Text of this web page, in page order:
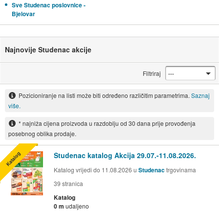
Sve Studenac poslovnice -
Bjelovar
Najnovije Studenac akcije
Filtriraj
Pozicioniranje na listi može biti određeno različitim parametrima. Saznaj
više.
* najniža cijena proizvoda u razdoblju od 30 dana prije provođenja
posebnog oblika prodaje.
Studenac katalog Akcija 29.07.-11.08.2026.
Katalog vrijedi do 11.08.2026 u Studenactrgovinama
39 stranica
Katalog
0 m udaljeno
Katalog